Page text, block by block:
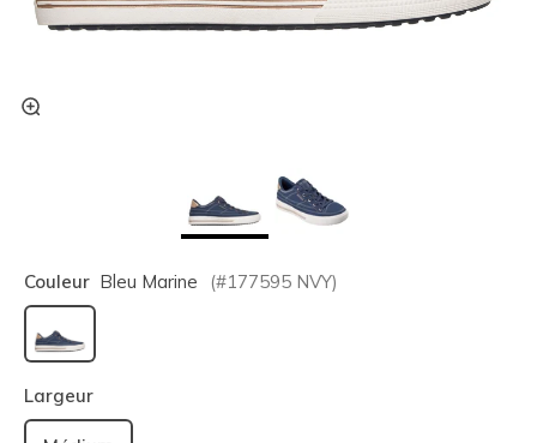
Couleur Bleu Marine (#177595 NVY)
sélectionné
Largeur